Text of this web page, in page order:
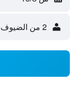
2 من الضيوف، غرفة واحدة